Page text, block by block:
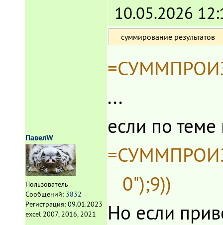
ПавелW
Пользователь
Сообщений: 3832
Регистрация: 09.01.2023
excel 2007, 2016, 2021
10.05.2026
суммирование результатов
...
если по теме
0");9))
Но если